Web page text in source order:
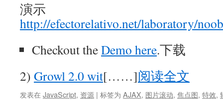
演示
http://efectorelativo.net/laboratory/
Checkout theDemo here.下载
2) Growl 2.0 wit[……]阅读全文
发表在 JavaScript, 资源 | 标签为 AJAX, 图片滚动, 焦点图, 特效,